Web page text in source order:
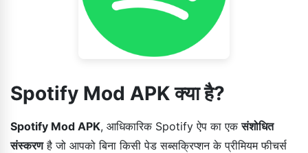
Spotify Mod APK क्या है?
Spotify Mod APK, आधिकारिक Spotify ऐप का एकसंशोधित
संस्करणहै जो आपको बिना किसी पेड सब्सक्रिप्शन के प्रीमियम फीचर्स